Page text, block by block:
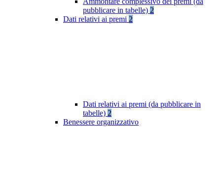
pubblicare in tabelle) 2
Dati relativi ai premi 2
Dati relativi ai premi (da pubblicare in
tabelle) 2
Benessere organizzativo